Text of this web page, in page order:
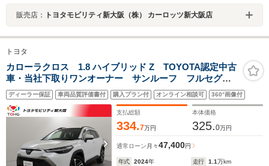
販売店： トヨタモビリティ新大阪（株） カーロッツ新大阪店
トヨタ
カローラクロス 1.8 ハイブリッド Z TOYOTA認定中古
車・当社下取りワンオーナー サンルーフ フルセグ
メモリーナビ ミュージックプレイヤー接続可 バック
カメラ 衝突被害軽減システム ETC ドラレコ LED
ヘッドランプ
ディーラー保証 車両品質評価書付 購入プラン付 オンライン相談可 360°画像付
支払総額
334.7万円
本体価格
325.0万円
通常ローン 月々47,400円
年式 2024年 走行 1.1万km